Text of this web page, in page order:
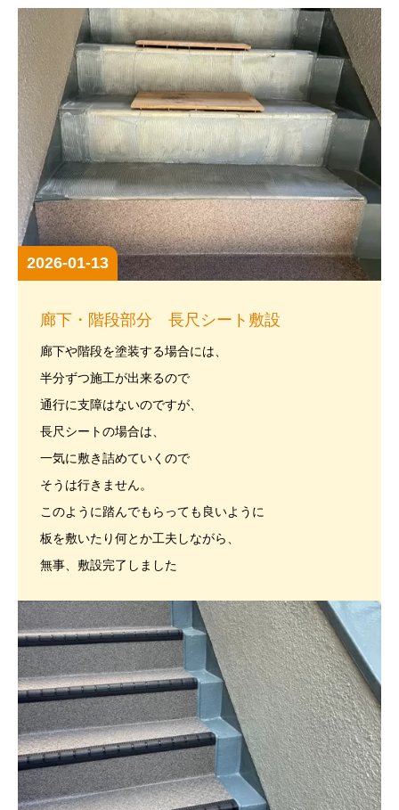
2026-01-13
廊下・階段部分 長尺シート敷設
廊下や階段を塗装する場合には、
半分ずつ施工が出来るので
通行に支障はないのですが、
長尺シートの場合は、
一気に敷き詰めていくので
そうは行きません。
このように踏んでもらっても良いように
板を敷いたり何とか工夫しながら、
無事、敷設完了しました